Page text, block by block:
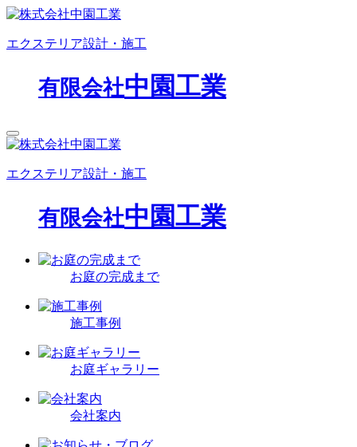
エクステリア設計・施工
有限会社中園工業
エクステリア設計・施工
有限会社中園工業
お庭の完成まで
施工事例
お庭ギャラリー
会社案内